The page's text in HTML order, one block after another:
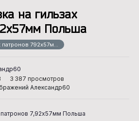
на гильзах
Польша
маркировка на гильзах патронов 792х57мм польша
3 387 просмотров
Александр60
патронов 7,92х57мм Польша